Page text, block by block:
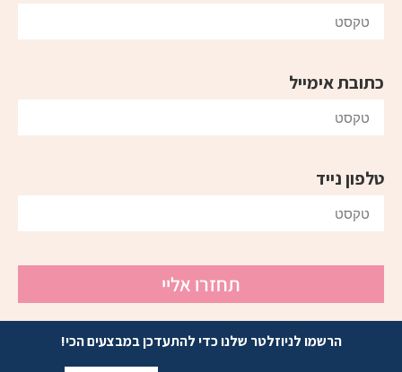
כתובת אימייל
טלפון נייד
תחזרו אליי
הרשמו לניוזלטר שלנו כדי להתעדכן במבצעים הכי!